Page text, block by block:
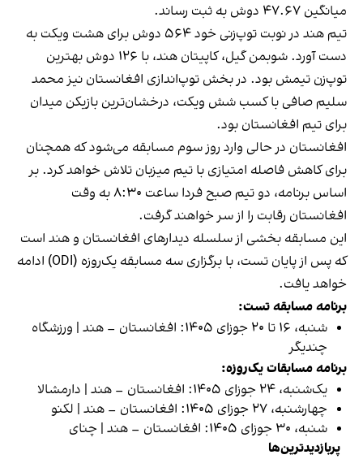
میانگین ۴۷.۶۷ دوش به ثبت رساند.
تیم هند در نوبت توپ‌زنی خود ۵۶۴ دوش برای هشت ویکت به
دست آورد. شوبمن گیل، کاپیتان هند، با ۱۲۶ دوش بهترین
توپ‌زن تیمش بود. در بخش توپ‌اندازی افغانستان نیز محمد
سلیم صافی با کسب شش ویکت، درخشان‌ترین بازیکن میدان
برای تیم افغانستان بود.
افغانستان در حالی وارد روز سوم مسابقه می‌شود که همچنان
برای کاهش فاصله امتیازی با تیم میزبان تلاش خواهد کرد. بر
اساس برنامه، دو تیم صبح فردا ساعت ۸:۳۰ به وقت
افغانستان رقابت را از سر خواهند گرفت.
این مسابقه بخشی از سلسله دیدارهای افغانستان و هند است
که پس از پایان تست، با برگزاری سه مسابقه یک‌روزه (ODI) ادامه
خواهد یافت.
برنامه مسابقه تست:
شنبه، ۱۶ تا ۲۰ جوزای ۱۴۰۵: افغانستان – هند | ورزشگاه
چندیگر
برنامه مسابقات یک‌روزه:
یک‌شنبه، ۲۴ جوزای ۱۴۰۵: افغانستان – هند | دارمشالا
چهارشنبه، ۲۷ جوزای ۱۴۰۵: افغانستان – هند | لکنو
شنبه، ۳۰ جوزای ۱۴۰۵: افغانستان – هند | چنای
پربازدیدترین‌ها